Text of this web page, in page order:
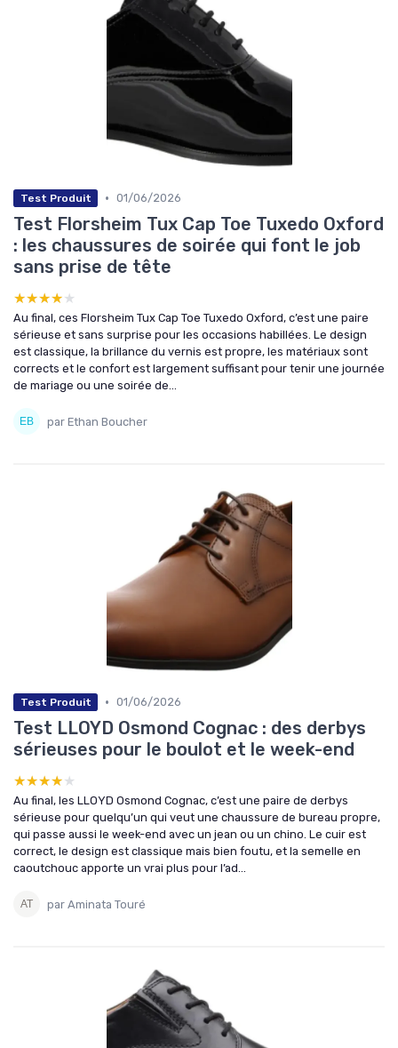
Test Produit • 01/06/2026
Test Florsheim Tux Cap Toe Tuxedo Oxford
: les chaussures de soirée qui font le job
sans prise de tête
★★★★★
★★★★★
Au final, ces Florsheim Tux Cap Toe Tuxedo Oxford, c’est une paire
sérieuse et sans surprise pour les occasions habillées. Le design
est classique, la brillance du vernis est propre, les matériaux sont
corrects et le confort est largement suffisant pour tenir une journée
de mariage ou une soirée de...
par Ethan Boucher
Test Produit • 01/06/2026
Test LLOYD Osmond Cognac : des derbys
sérieuses pour le boulot et le week-end
★★★★★
★★★★★
Au final, les LLOYD Osmond Cognac, c’est une paire de derbys
sérieuse pour quelqu’un qui veut une chaussure de bureau propre,
qui passe aussi le week-end avec un jean ou un chino. Le cuir est
correct, le design est classique mais bien foutu, et la semelle en
caoutchouc apporte un vrai plus pour l’ad...
par Aminata Touré